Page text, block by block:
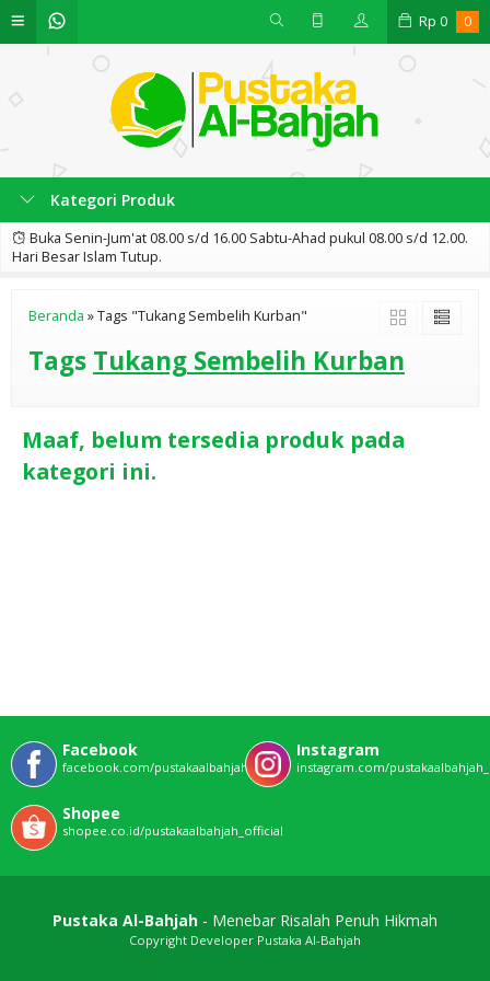
Rp 0 0
Kategori Produk
Buka Senin-Jum'at 08.00 s/d 16.00 Sabtu-Ahad pukul 08.00 s/d 12.00.
Hari Besar Islam Tutup.
Beranda »Tags "Tukang Sembelih Kurban"
Tags Tukang Sembelih Kurban
Maaf, belum tersedia produk pada
kategori ini.
Facebook
facebook.com/pustakaalbahjahofficial
Instagram
instagram.com/
Shopee
shopee.co.id/pustakaalbahjah_official
Pustaka Al-Bahjah - Menebar Risalah Penuh Hikmah
Copyright Developer Pustaka Al-Bahjah